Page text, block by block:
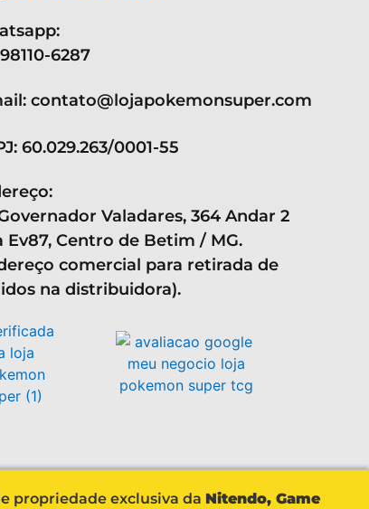
6287
contato@lojapokemonsuper.com
60.029.263/0001-55
Valadares, 364 Andar 2
Ev87, Centro de Betim / MG.
comercial para retirada de
na distribuidora).
propriedade exclusiva da Nitendo, Game